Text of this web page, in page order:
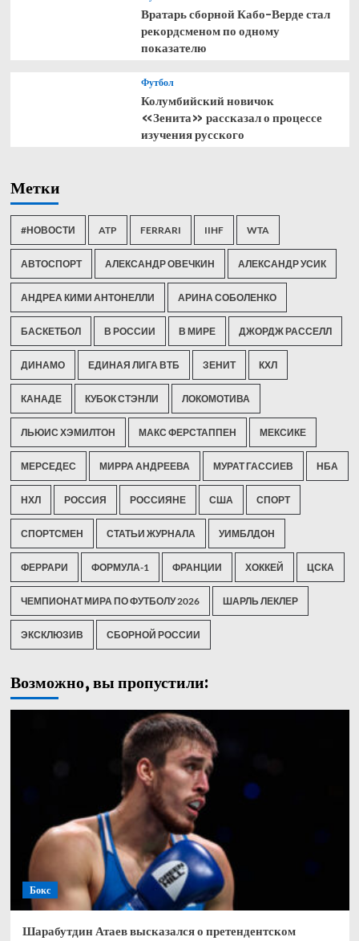
Вратарь сборной Кабо-Верде стал
рекордсменом по одному
показателю
Футбол
Колумбийский новичок
«Зенита» рассказал о процессе
изучения русского
Метки
#НОВОСТИ ATP FERRARI IIHF WTA
АВТОСПОРТ АЛЕКСАНДР ОВЕЧКИН АЛЕКСАНДР УСИК
АНДРЕА КИМИ АНТОНЕЛЛИ АРИНА СОБОЛЕНКО
БАСКЕТБОЛ В РОССИИ В МИРЕ ДЖОРДЖ РАССЕЛЛ
ДИНАМО ЕДИНАЯ ЛИГА ВТБ ЗЕНИТ КХЛ
КАНАДЕ КУБОК СТЭНЛИ ЛОКОМОТИВА
ЛЬЮИС ХЭМИЛТОН МАКС ФЕРСТАППЕН МЕКСИКЕ
МЕРСЕДЕС МИРРА АНДРЕЕВА МУРАТ ГАССИЕВ НБА
НХЛ РОССИЯ РОССИЯНЕ США СПОРТ
СПОРТСМЕН СТАТЬИ ЖУРНАЛА УИМБЛДОН
ФЕРРАРИ ФОРМУЛА-1 ФРАНЦИИ ХОККЕЙ ЦСКА
ЧЕМПИОНАТ МИРА ПО ФУТБОЛУ 2026 ШАРЛЬ ЛЕКЛЕР
ЭКСКЛЮЗИВ СБОРНОЙ РОССИИ
Возможно, вы пропустили:
Бокс
Шарабутдин Атаев высказался о претендентском